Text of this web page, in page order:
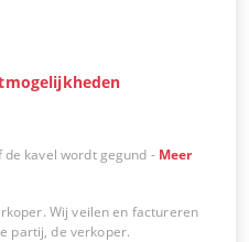
kavel wordt gegund - Meer
Wij veilen en factureren
partij, de verkoper.